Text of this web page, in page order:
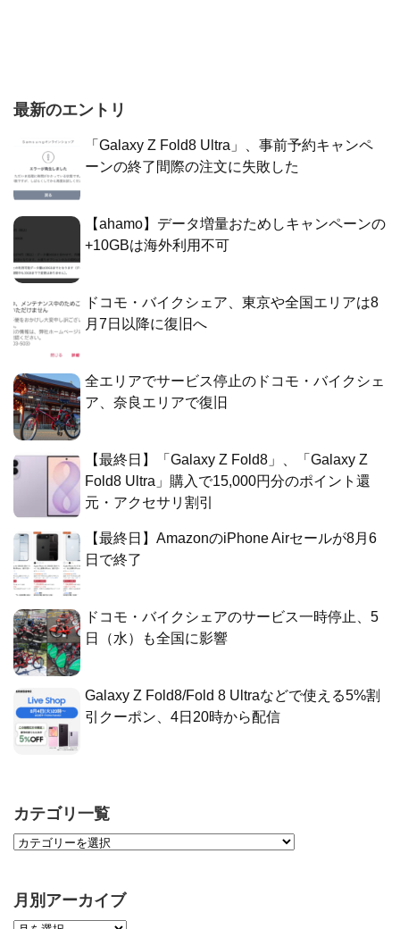
最新のエントリ
「Galaxy Z Fold8 Ultra」、事前予約キャンペ
ーンの終了間際の注文に失敗した
【ahamo】データ増量おためしキャンペーンの
+10GBは海外利用不可
ドコモ・バイクシェア、東京や全国エリアは8
月7日以降に復旧へ
全エリアでサービス停止のドコモ・バイクシェ
ア、奈良エリアで復旧
【最終日】「Galaxy Z Fold8」、「Galaxy Z
Fold8 Ultra」購入で15,000円分のポイント還
元・アクセサリ割引
【最終日】AmazonのiPhone Airセールが8月6
日で終了
ドコモ・バイクシェアのサービス一時停止、5
日（水）も全国に影響
Galaxy Z Fold8/Fold 8 Ultraなどで使える5%割
引クーポン、4日20時から配信
カテゴリ一覧
月別アーカイブ